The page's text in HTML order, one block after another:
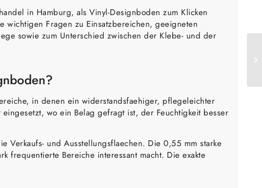
in Hamburg, als Vinyl-Designboden zum Klicken
wichtigen Fragen zu Einsatzbereichen, geeigneten
sowie zum Unterschied zwischen der Klebe- und der
in denen ein widerstandsfaehiger, pflegeleichter
wo ein Belag gefragt ist, der Feuchtigkeit besser
Verkaufs- und Ausstellungsflaechen. Die 0,55 mm starke
frequentierte Bereiche interessant macht. Die exakte